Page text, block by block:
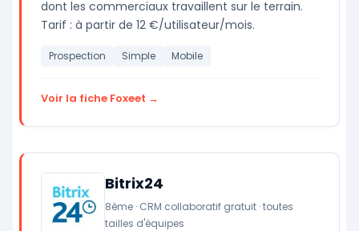
dont les commerciaux travaillent sur le terrain.
Tarif : à partir de 12 €/utilisateur/mois.
Prospection Simple Mobile
Voir la fiche Foxeet →
Bitrix24
8ème · CRM collaboratif gratuit · toutes
tailles d'équipes